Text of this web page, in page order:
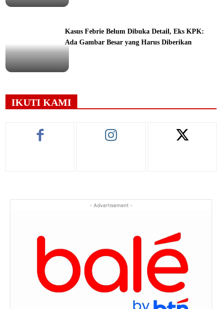
Kasus Febrie Belum Dibuka Detail, Eks KPK:
Ada Gambar Besar yang Harus Diberikan
IKUTI KAMI
- Advertisement -